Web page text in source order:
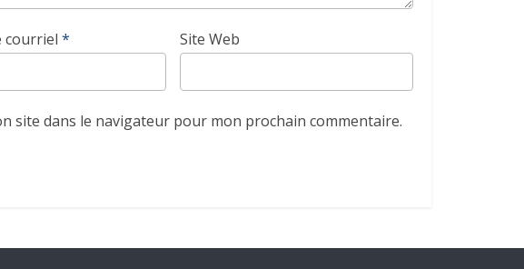
courriel * Site Web
site dans le navigateur pour mon prochain commentaire.